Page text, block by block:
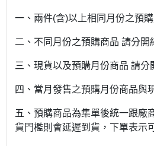
一、兩件(含)以上相同月份之預
二、不同月份之預購商品 請分開
三、現貨以及預購月份商品 請分
四、當月發售之預購月份商品與
五、預購商品為集單後統一跟廠
貨門檻則會延遲到貨，下單表示